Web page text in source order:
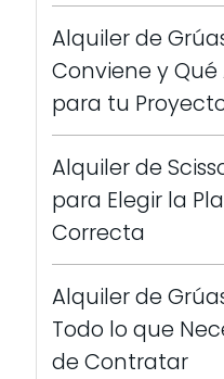
Alquiler de
Conviene y
para tu
Alquiler de
para Elegir la
Correcta
Alquiler de
Todo lo que
de Contratar